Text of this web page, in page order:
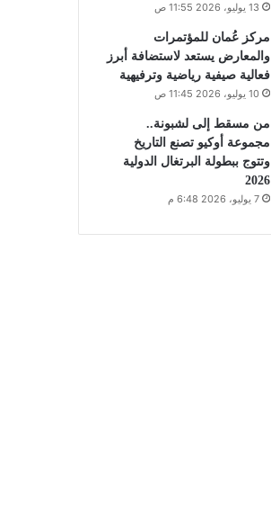
13 يوليو، 2026 11:55 ص
مركز عُمان للمؤتمرات
والمعارض يستعد لاستضافة أبرز
فعالية صيفية رياضية وترفيهية
10 يوليو، 2026 11:45 ص
من مسقط إلى لشبونة..
مجموعة أوكيو تصنع التاريخ
وتتوج ببطولة البرتغال الدولية
2026
7 يوليو، 2026 6:48 م